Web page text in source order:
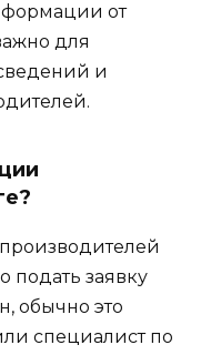
от
для
и
подать заявку
обычно это
специалист по